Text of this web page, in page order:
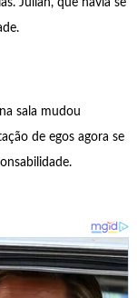
sala mudou
de egos agora se